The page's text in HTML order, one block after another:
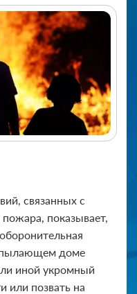
связанных с
показывает,
пылающем доме
иной укромный
или позвать на